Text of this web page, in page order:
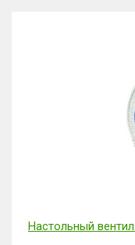
Настольный